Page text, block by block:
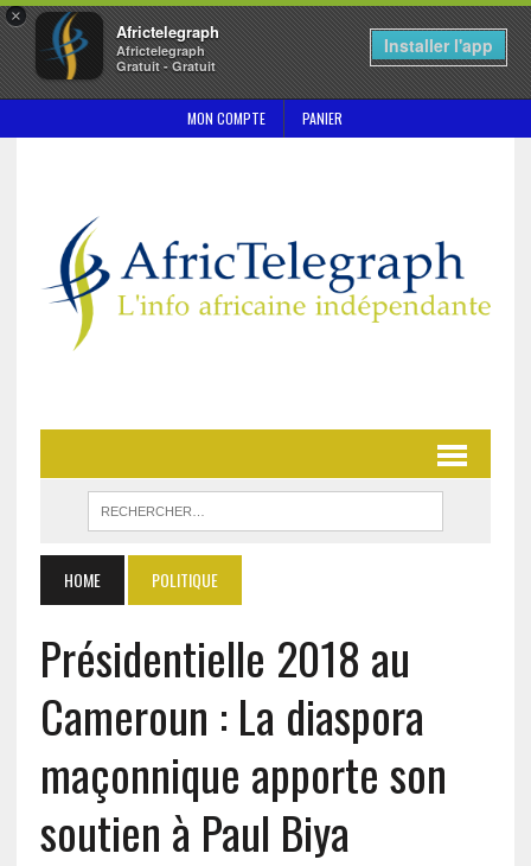
×
Africtelegraph
Africtelegraph
Gratuit - Gratuit
Installer l'app
MON COMPTE PANIER
HOME POLITIQUE
Présidentielle 2018 au
Cameroun : La diaspora
maçonnique apporte son
soutien à Paul Biya